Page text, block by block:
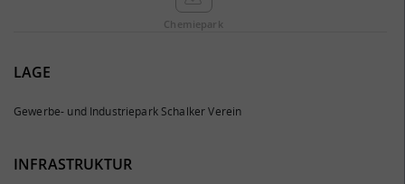
Chemie­park
LAGE
Gewerbe- und Industriepark Schalker Verein
INFRASTRUKTUR